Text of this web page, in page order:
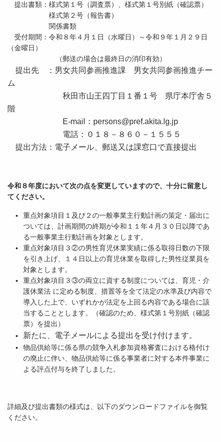
提出書類：様式第１号（調査票）、様式第１号別紙（確認票）
様式第２号（報告書）
関係書類
受付期間：令和８年４月１日（水曜日）～令和９年１月２９日
（金曜日）
（郵送の場合は最終日の消印有効）
提出先 ：男女共同参画推進課 男女共同参画推進チー
ム
秋田市山王四丁目１番１号 県庁本庁舎５
階
E-mail：persons@pref.akita.lg.jp
電話：０１８－８６０－１５５５
提出方法：電子メール、郵送又は課窓口で直接提出
令和８年度において次の点を変更していますので、十分に留意し
てください。
重点対象項目１及び２の一般事業主行動計画の策定・届出に
ついては、計画期間の終期が令和１１年４月３０日以降であ
る一般事業主行動計画を対象とします。
重点対象項目３②の男性育児休業実績に係る取得日数の下限
を引き上げ、１４日以上の育児休業を取得した男性従業員を
対象とします。
重点対象項目３③の両立に資する制度については、育児・介
護休業法 に定める制度、措置等を全て法定の水準及び内容で
導入した上で、いずれかが法定を上回る内容である場合に該
当することとします。（確認のため、様式第１号別紙（確認
票）を提出）
新たに、電子メールによる提出を受け付けます。
物品供給等に係る県の競争入札参加資格審査における格付け
の廃止に伴い、物品供給等に係る事業者に対する本件事業に
よる評点付与を終了しました。
詳細及び提出書類の様式は、以下のダウンロードファイルを御覧
ください。